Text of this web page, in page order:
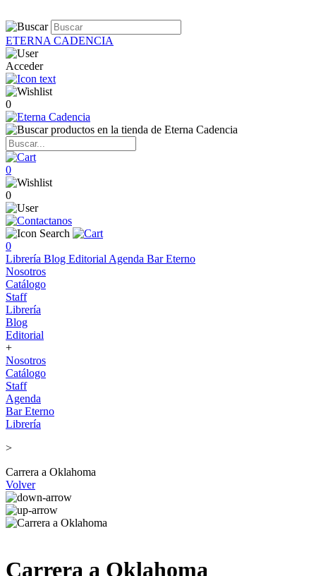
ETERNA CADENCIA
Acceder
0
0
0
0
Librería Blog Editorial Agenda Bar Eterno
Nosotros
Catálogo
Staff
Librería
Blog
Editorial
+
Nosotros
Catálogo
Staff
Agenda
Bar Eterno
Librería
>
Carrera a Oklahoma
Volver
Carrera a Oklahoma